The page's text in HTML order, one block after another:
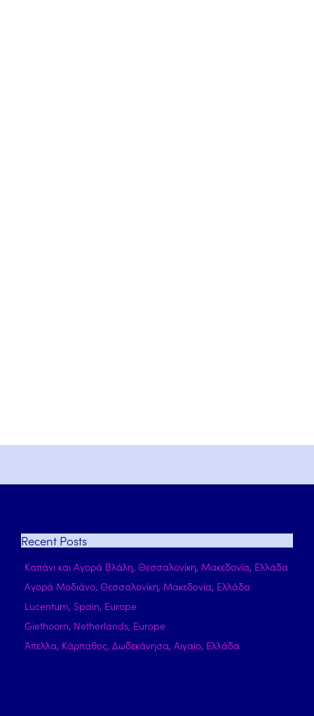
Recent Posts
Καπάνι και Αγορά Βλάλη, Θεσσαλονίκη, Μακεδονία, Ελλάδα
Αγορά Μοδιάνο, Θεσσαλονίκη, Μακεδονία, Ελλάδα
Lucentum, Spain, Europe
Giethoorn, Netherlands, Europe
Άπελλα, Κάρπαθος, Δωδεκάνησα, Αιγαίο, Ελλάδα